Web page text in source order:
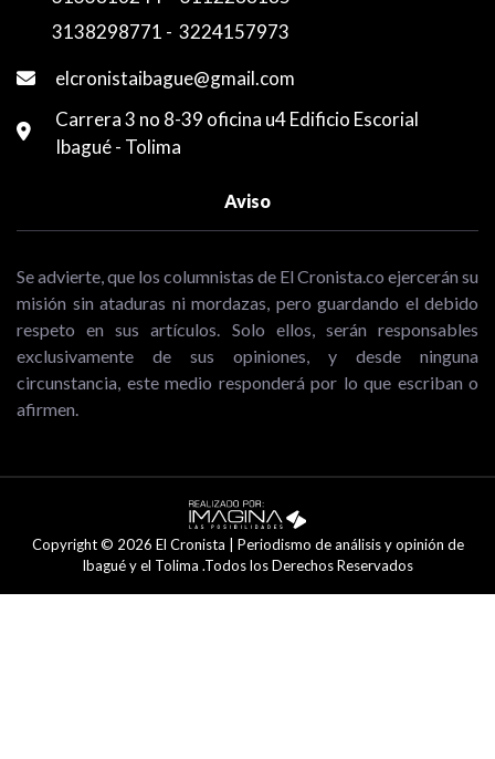
3138298771 - 3224157973
elcronistaibague@gmail.com
Carrera 3 no 8-39 oficina u4 Edificio Escorial
Ibagué - Tolima
Aviso
Se advierte, que los columnistas de El Cronista.co ejercerán su
misión sin ataduras ni mordazas, pero guardando el debido
respeto en sus artículos. Solo ellos, serán responsables
exclusivamente de sus opiniones, y desde ninguna
circunstancia, este medio responderá por lo que escriban o
afirmen.
Copyright © 2026 El Cronista | Periodismo de análisis y opinión de
Ibagué y el Tolima .Todos los Derechos Reservados